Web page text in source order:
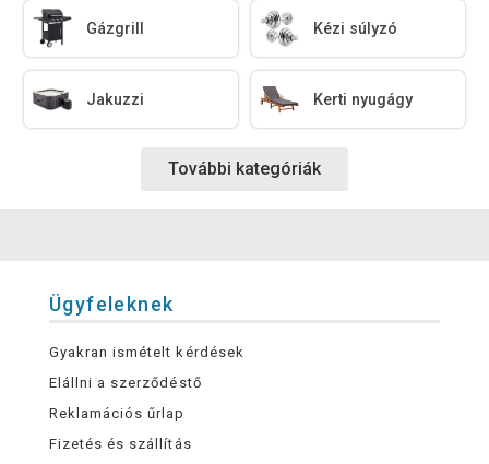
Gázgrill Kézi súlyzó
Jakuzzi Kerti nyugágy
További kategóriák
Ügyfeleknek
Gyakran ismételt kérdések
Elállni a szerződéstő
Reklamációs űrlap
Fizetés és szállítás